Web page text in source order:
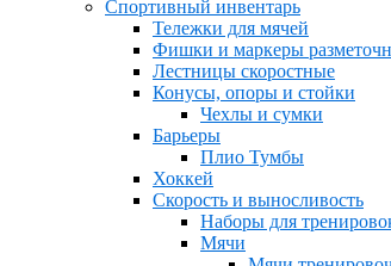
Спортивный инвентарь
Тележки для мячей
Фишки и маркеры
Лестницы скоростные
Конусы, опоры и стойки
Чехлы и сумки
Барьеры
Плио Тумбы
Хоккей
Скорость и выносливость
Наборы для
Мячи